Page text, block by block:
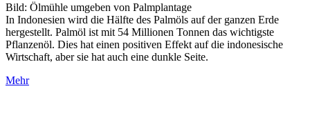
Bild: Ölmühle umgeben von Palmplantage
In Indonesien wird die Hälfte des Palmöls auf der ganzen Erde
hergestellt. Palmöl ist mit 54 Millionen Tonnen das wichtigste
Pflanzenöl. Dies hat einen positiven Effekt auf die indonesische
Wirtschaft, aber sie hat auch eine dunkle Seite.
Mehr